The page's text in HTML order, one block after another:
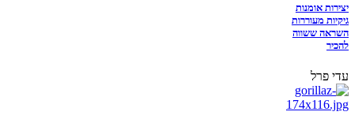
יצירות אומנות
גיקיות מעוררות
השראה ששווה
להכיר
עדי פרל